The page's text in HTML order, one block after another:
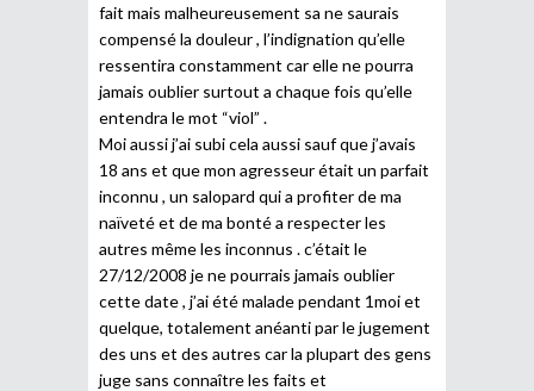
fait mais malheureusement sa ne saurais
compensé la douleur , l’indignation qu’elle
ressentira constamment car elle ne pourra
jamais oublier surtout a chaque fois qu’elle
entendra le mot “viol” .
Moi aussi j’ai subi cela aussi sauf que j’avais
18 ans et que mon agresseur était un parfait
inconnu , un salopard qui a profiter de ma
naïveté et de ma bonté a respecter les
autres même les inconnus . c’était le
27/12/2008 je ne pourrais jamais oublier
cette date , j’ai été malade pendant 1moi et
quelque, totalement anéanti par le jugement
des uns et des autres car la plupart des gens
juge sans connaître les faits et